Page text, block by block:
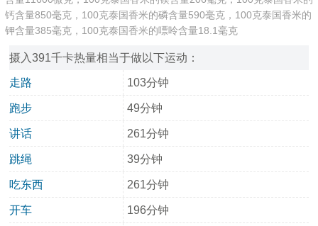
钙含量850毫克，100克泰国香米的磷含量590毫克，100克泰国香米的
钾含量385毫克，100克泰国香米的嘌呤含量18.1毫克
摄入391千卡热量相当于做以下运动：
走路 103分钟
跑步 49分钟
讲话 261分钟
跳绳 39分钟
吃东西 261分钟
开车 196分钟